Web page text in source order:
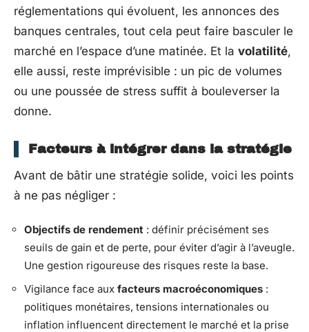
réglementations qui évoluent, les annonces des
banques centrales, tout cela peut faire basculer le
marché en l’espace d’une matinée. Et la volatilité,
elle aussi, reste imprévisible : un pic de volumes
ou une poussée de stress suffit à bouleverser la
donne.
Facteurs à intégrer dans la stratégie
Avant de bâtir une stratégie solide, voici les points
à ne pas négliger :
Objectifs de rendement : définir précisément ses
seuils de gain et de perte, pour éviter d’agir à l’aveugle.
Une gestion rigoureuse des risques reste la base.
Vigilance face aux facteurs macroéconomiques :
politiques monétaires, tensions internationales ou
inflation influencent directement le marché et la prise